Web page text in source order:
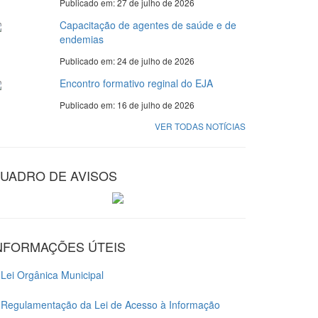
Publicado em: 27 de julho de 2026
Capacitação de agentes de saúde e de
endemias
Publicado em: 24 de julho de 2026
Encontro formativo reginal do EJA
Publicado em: 16 de julho de 2026
VER TODAS NOTÍCIAS
DE AVISOS
ÚTEIS
Lei Orgânica Municipal
Regulamentação da Lei de Acesso à Informação